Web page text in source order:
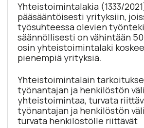
Yhteistoimintalakia (1333/
pääsääntöisesti yrityksiin,
työsuhteessa olevien
säännöllisesti on vähintään
osin yhteistoimintalaki
pienempiä yrityksiä.
Yhteistoimintalain
työnantajan ja henkilöstön
yhteistoimintaa, turvata
työnantajan ja henkilöstön
turvata henkilöstölle riittävät